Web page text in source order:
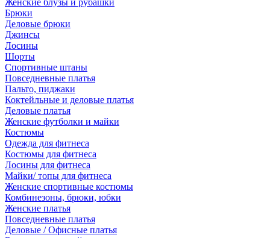
Женские блузы и рубашки
Брюки
Деловые брюки
Джинсы
Лосины
Шорты
Спортивные штаны
Повседневные платья
Пальто, пиджаки
Коктейльные и деловые платья
Деловые платья
Женские футболки и майки
Костюмы
Одежда для фитнеса
Костюмы для фитнеса
Лосины для фитнеса
Майки/ топы для фитнеса
Женские спортивные костюмы
Комбинезоны, брюки, юбки
Женские платья
Повседневные платья
Деловые / Офисные платья